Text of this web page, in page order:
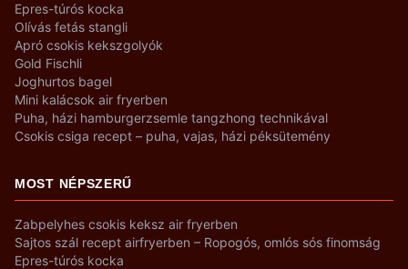
Epres-túrós kocka
Olívás fetás stangli
Apró csokis kekszgolyók
Gold Fischli
Joghurtos bagel
Mini kalácsok air fryerben
Puha, házi hamburgerzsemle tangzhong technikával
Csokis csiga recept – puha, vajas, házi péksütemény
MOST NÉPSZERŰ
Zabpelyhes csokis keksz air fryerben
Sajtos szál recept airfryerben – Ropogós, omlós sós finomság
Epres-túrós kocka